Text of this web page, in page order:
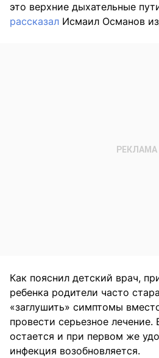
это верхние дыхательные
рассказал Исмаил Османов
Как пояснил детский врач,
ребенка родители часто
«заглушить» симптомы
провести серьезное лечение.
остается и при первом же
инфекция возобновляется.